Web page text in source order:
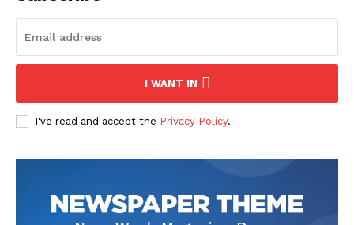
I WANT IN
I've read and accept the Privacy Policy.